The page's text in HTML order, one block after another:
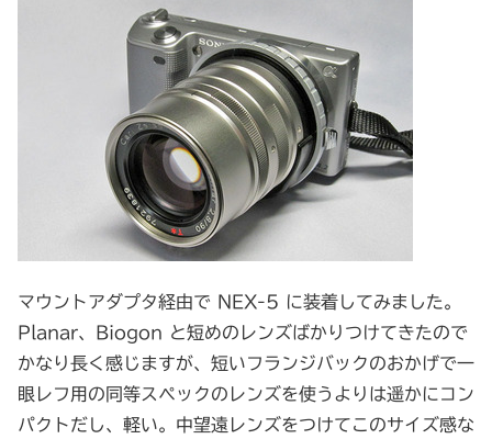
マウントアダプタ経由で NEX-5 に装着してみました。
Planar、Biogon と短めのレンズばかりつけてきたので
かなり長く感じますが、短いフランジバックのおかげで一
眼レフ用の同等スペックのレンズを使うよりは遥かにコン
パクトだし、軽い。中望遠レンズをつけてこのサイズ感な